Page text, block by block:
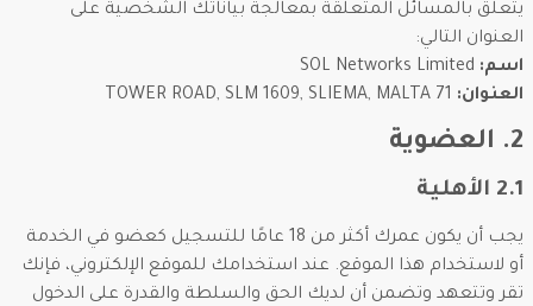
يتعلق بالمسائل المتعلقة بمعالجة بياناتك الشخصية على
العنوان التالي:
اسم:
العنوان:
2. العضوية
2.1 الأهلية
يجب أن يكون عمرك أكثر من 18 عامًا للتسجيل كعضو في الخدمة
أو لاستخدام هذا الموقع. عند استخدامك للموقع الإلكتروني، فإنك
تقر وتتعهد وتضمن أن لديك الحق والسلطة والقدرة على الدخول